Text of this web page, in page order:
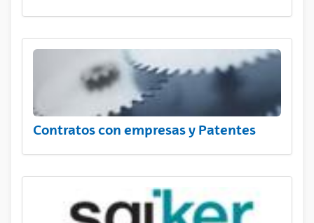
Contratos con empresas y Patentes